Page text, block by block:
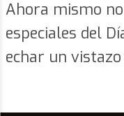
Ahora mismo
especiales del
echar un